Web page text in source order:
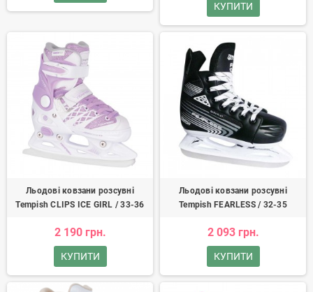
КУПИТИ
Льодові ковзани розсувні
Tempish CLIPS ICE GIRL / 33-36
2 190 грн.
КУПИТИ
Льодові ковзани розсувні
Tempish FEARLESS / 32-35
2 093 грн.
КУПИТИ